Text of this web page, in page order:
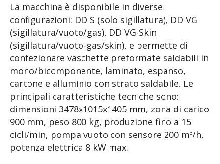
La macchina è disponibile in diverse
configurazioni: DD S (solo sigillatura), DD VG
(sigillatura/vuoto/gas), DD VG-Skin
(sigillatura/vuoto-gas/skin), e permette di
confezionare vaschette preformate saldabili in
mono/bicomponente, laminato, espanso,
cartone e alluminio con strato saldabile. Le
principali caratteristiche tecniche sono:
dimensioni 3478x1015x1405 mm, zona di carico
900 mm, peso 800 kg, produzione fino a 15
cicli/min, pompa vuoto con sensore 200 m3/h,
potenza elettrica 8 kW max.